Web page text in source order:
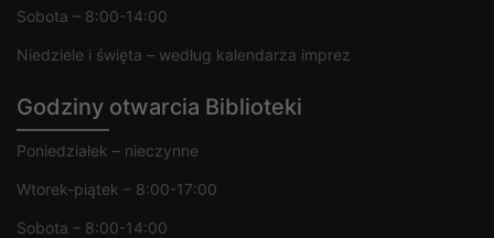
Sobota – 8:00-14:00
Niedziele i święta – według kalendarza imprez
Godziny otwarcia Biblioteki
Poniedziałek – nieczynne
Wtorek-piątek – 8:00-17:00
Sobota – 8:00-14:00